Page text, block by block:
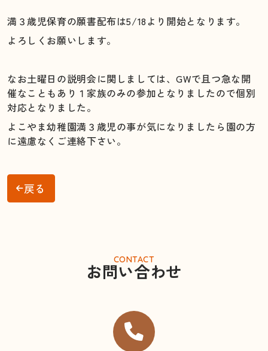
満３歳児保育の願書配布は5/18より開始となります。
よろしくお願いします。
なお土曜日の説明会に関しましては、GWで且つ急な開
催なこともあり１家族のみの参加となりましたので個別
対応となりました。
よこやま幼稚園満３歳児の事が気になりましたら園の方
に遠慮なくご連絡下さい。
戻る
お問い合わせ
CONTACT